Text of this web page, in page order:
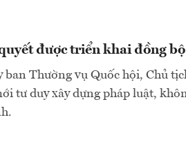
được triển khai đồng bộ
Thường vụ Quốc hội, Chủ
tư duy xây dựng pháp luật,